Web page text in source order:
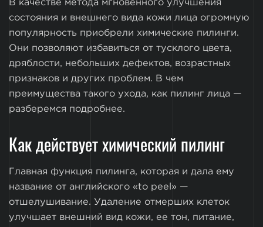
В качестве метода мгновенного улучшения
состояния и внешнего вида кожи лица огромную
популярность приобрели химические пилинги.
Они позволяют избавиться от тусклого цвета,
дряблости, небольших дефектов, возрастных
признаков и других проблем. В чем
преимущества такого ухода, как пилинг лица —
разберемся подробнее.
Как действует химический пилинг
Главная функция пилинга, которая и дала ему
название от английского «to peel» —
отшелушивание. Удаление отмерших клеток
улучшает внешний вид кожи, ее тон, питание,